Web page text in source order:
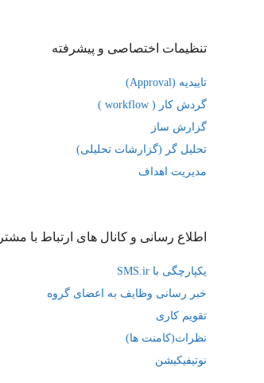
تنظیمات اختصاصی و پیشرفته
تاییدیه (Approval)
گردش کار ( workflow )
گزارش ساز
تحلیل گر (گزارشات تحلیلی)
مدیریت اهداف
اطلاع رسانی و کانال های ارتباط با
یکپارچگی با SMS.ir
خبر رسانی وظایف به اعضای گروه
تقویم کاری
نظرات(کامنت ها)
نوتیفیکیشن